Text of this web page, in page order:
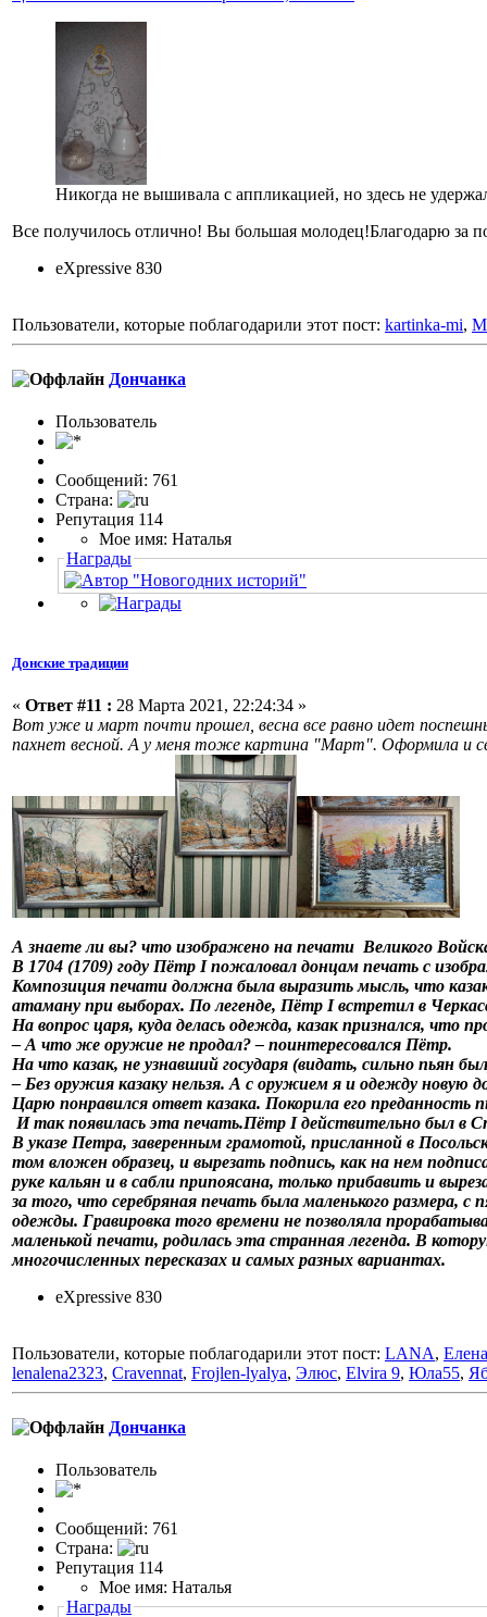
Никогда не вышивала с аппликацией, но здесь не
Все получилось отлично! Вы большая молодец!Благодарю за
eXpressive 830
Пользователи, которые поблагодарили этот пост: kartinka-mi,
Дончанка
Пользовaтeль
Сообщений: 761
Страна:
Репутация 114
Мое имя: Наталья
Награды
Донские традиции
« Ответ #11 : 28 Марта 2021, 22:24:34 »
Вот уже и март почти прошел, весна все равно идет
пахнет весной. А у меня тоже картина "Март". Оформила и
А знаете ли вы? что изображено на печати Великого
В 1704 (1709) году Пётр I пожаловал донцам печать с
Композиция печати должна была выразить мысль, что
атаману при выборах. По легенде, Пётр I встретил в
На вопрос царя, куда делась одежда, казак признался, что
– А что же оружие не продал? – поинтересовался Пётр.
На что казак, не узнавший государя (видать, сильно пьян
– Без оружия казаку нельзя. А с оружием я и одежду новую
Царю понравился ответ казака. Покорила его преданность
И так появилась эта печать.Пётр I действительно был в
В указе Петра, заверенным грамотой, присланной в
том вложен образец, и вырезать подпись, как на нем
руке кальян и в сабли припоясана, только прибавить и
за того, что серебряная печать была маленького размера,
одежды. Гравировка того времени не позволяла
маленькой печати, родилась эта странная легенда. В
многочисленных пересказах и самых разных вариантах.
eXpressive 830
Пользователи, которые поблагодарили этот пост: LANA,
lenalena2323, Cravennat, Frojlen-lyalya, Элюс, Elvira 9, Юла55,
Дончанка
Пользовaтeль
Сообщений: 761
Страна:
Репутация 114
Мое имя: Наталья
Награды